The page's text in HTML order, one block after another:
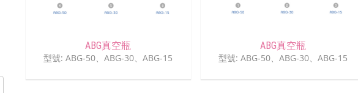
ABG真空瓶
型號: ABG-50、ABG-30、ABG-15
ABG真空瓶
型號: ABG-50、ABG-30、ABG-15